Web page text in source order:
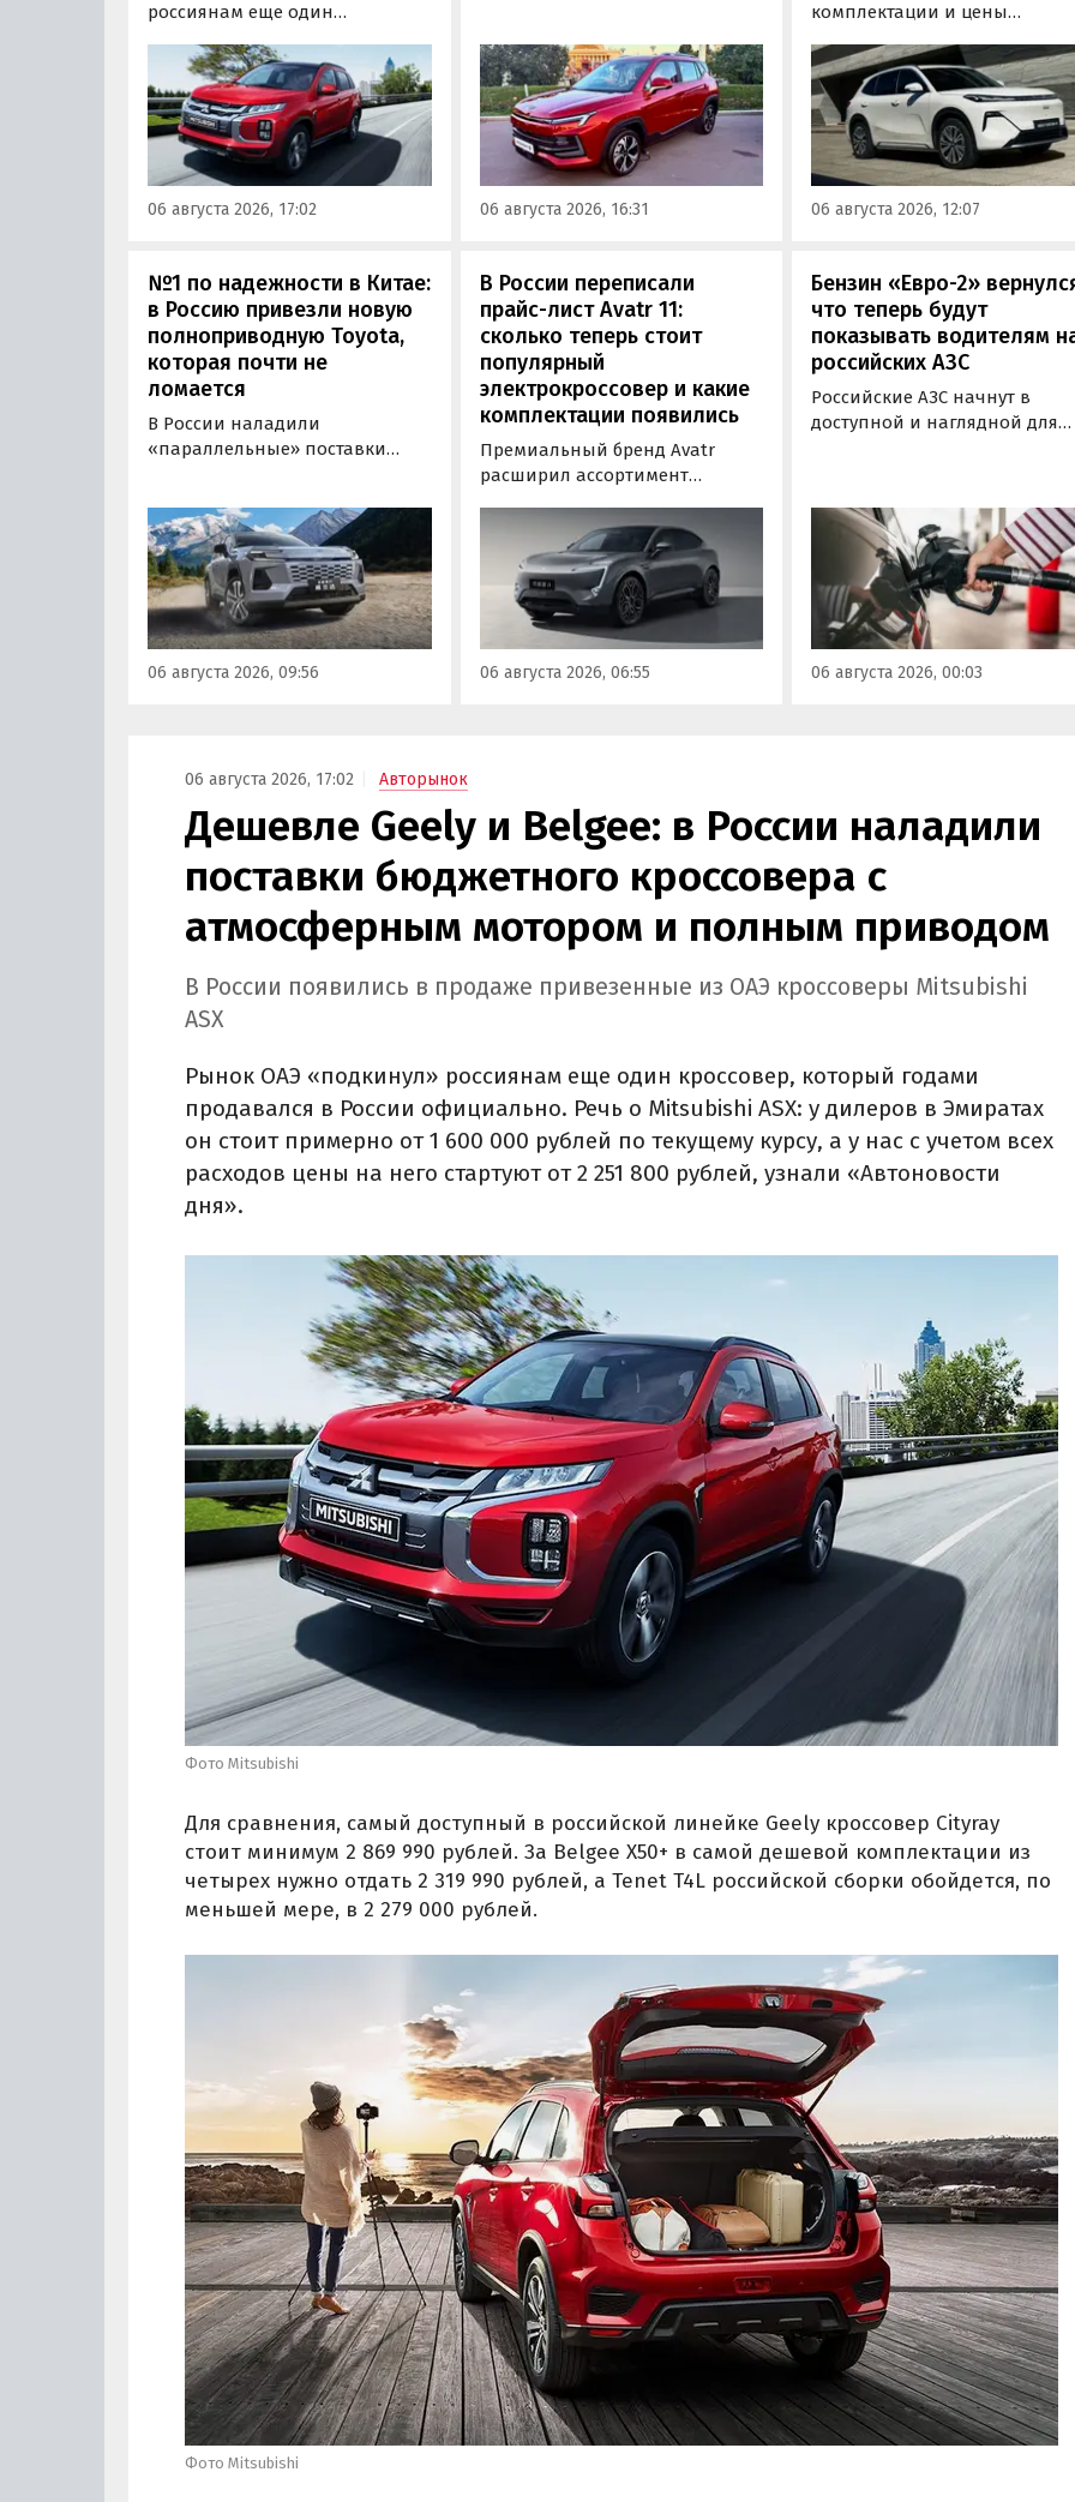
россиянам еще один
продавался в России
официально. Речь о Mitsubishi
ASX: у дилеров в Эмиратах он
стоит примерно от 1 600 000
рублей по текущему курсу, а у
нас с учетом всех расходов
цены на него стартуют от 2 251
06 августа 2026, 17:02
прямой выгодой в размере 360
тыс. рублей. Получить такую
скидку можно при покупке
нового автомобиля 2025 или
2026 года выпуска в период с 4
по 31 августа, сообщили в
пресс-службе компании.
06 августа 2026, 16:31
комплектации и цены
новой версии EM-R с
установкой
типа. Автомобиль оснащен
инновационной системой
названием Electric Motor
Extended Range (EM-R) и
заряжаться от 30 до 80%
06 августа 2026, 12:07
№1 по надежности в Китае:
в Россию привезли новую
полноприводную Toyota,
которая почти не
ломается
В России наладили
«параллельные» поставки
копией RAV4 для китайского
рынка. Там он стоит минимум 2
000 000 рублей по текущему
курсу, а у нас с учетом всех
расходов цены на них стартуют
от 3 700 000 рублей, выяснили
«Автоновости дня».
06 августа 2026, 09:56
В России переписали
прайс-лист Avatr 11:
сколько теперь стоит
популярный
электрокроссовер и какие
комплектации появились
Премиальный бренд Avatr
расширил ассортимент
кроссовера Avatr 11 в России
версиями 2026 года. Вместе с
этим из его прайс-листа
исчезло единственное
заднеприводное исполнение,
а минимальная цена модели
выросла на 760 тыс. рублей,
06 августа 2026, 06:55
Бензин «Евро-2»
что теперь будут
показывать водителям
российских АЗС
Российские АЗС начнут в
доступной и наглядной для
отпускаемого топлива. Это
позволит автовладельцам
осознанно выбрать топливо
определенного класса — от
«Евро-2» до «Евро-5»,
сообщили в Минэнерго РФ.
06 августа 2026, 00:03
06 августа 2026, 17:02 Авторынок
Дешевле Geely и Belgee: в России наладили
поставки бюджетного кроссовера с
атмосферным мотором и полным приводом
В России появились в продаже привезенные из ОАЭ кроссоверы Mitsubishi
ASX
Рынок ОАЭ «подкинул» россиянам еще один кроссовер, который годами
продавался в России официально. Речь о Mitsubishi ASX: у дилеров в Эмиратах
он стоит примерно от 1 600 000 рублей по текущему курсу, а у нас с учетом всех
расходов цены на него стартуют от 2 251 800 рублей, узнали «Автоновости
дня».
Фото Mitsubishi
Для сравнения, самый доступный в российской линейке Geely кроссовер Cityray
стоит минимум 2 869 990 рублей. За Belgee X50+ в самой дешевой комплектации из
четырех нужно отдать 2 319 990 рублей, а Tenet T4L российской сборки обойдется, по
меньшей мере, в 2 279 000 рублей.
Фото Mitsubishi